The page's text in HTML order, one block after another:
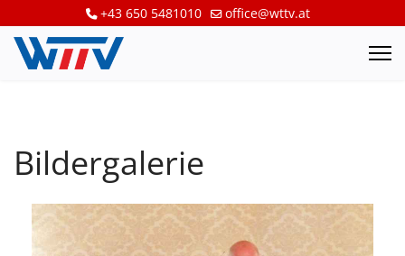
+43 650 5481010 office@wttv.at
Bildergalerie